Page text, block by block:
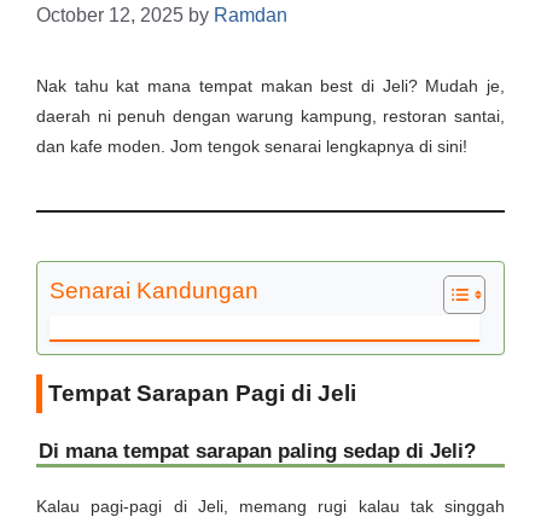
October 12, 2025 by Ramdan
Nak tahu kat mana tempat makan best di Jeli? Mudah je,
daerah ni penuh dengan warung kampung, restoran santai,
dan kafe moden. Jom tengok senarai lengkapnya di sini!
Senarai Kandungan
Tempat Sarapan Pagi di Jeli
Di mana tempat sarapan paling sedap di Jeli?
Kalau pagi-pagi di Jeli, memang rugi kalau tak singgah